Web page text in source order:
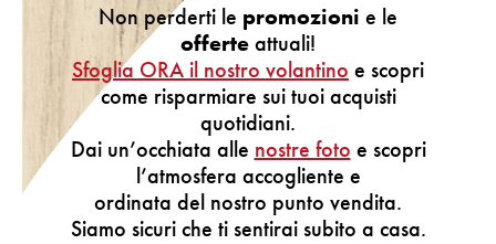
Non perderti le promozioni e le
offerteattuali!
Sfoglia ORA il nostro volantino e scopri
come risparmiare sui tuoi acquisti
quotidiani.
Dai un’occhiata alle nostre foto e scopri
l’atmosfera accogliente e
ordinata del nostro punto vendita.
Siamo sicuri che ti sentirai subito a casa.